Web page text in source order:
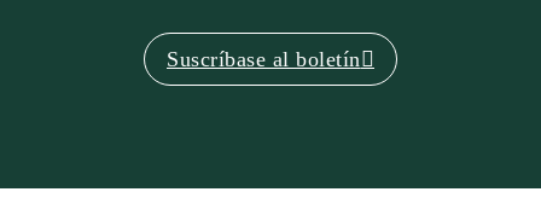
Suscríbase al boletín